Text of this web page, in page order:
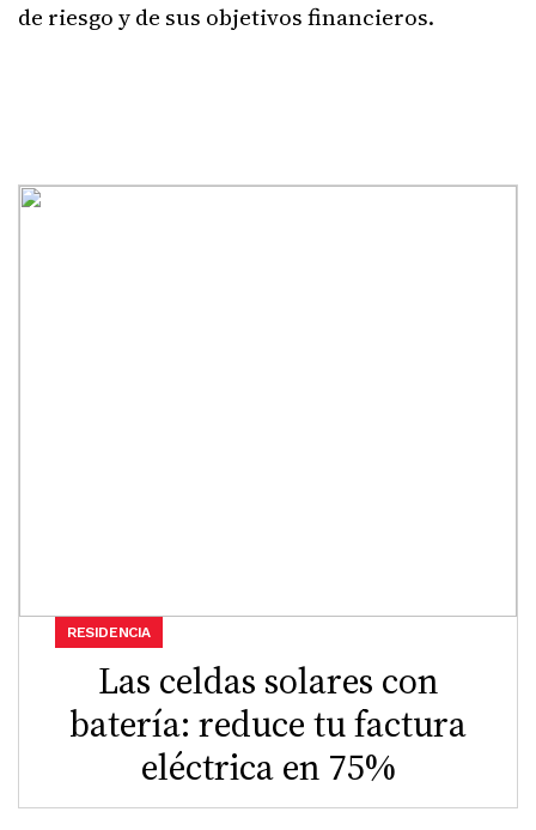
de riesgo y de sus objetivos financieros.
Las celdas solares con
batería: reduce tu factura
eléctrica en 75%
RESIDENCIA